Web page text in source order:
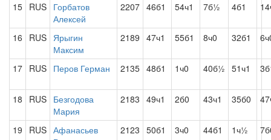
15 RUS Горбатов
Алексей
2207 46б1 54ч1 7б½ 4б1
16 RUS Ярыгин
Максим
2189 47ч1 55б1 8ч0 32б1
17 RUS Перов Герман 2135 48б1 1ч0 40б½ 51ч1
18 RUS Безгодова
Мария
2183 49ч1 2б0 43ч1 35б0
19 RUS Афанасьев
2123 50б1 3ч0 44б1 1ч½